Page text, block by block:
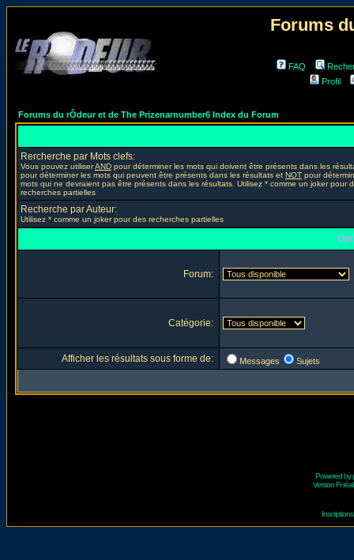
Forums
FAQ
Profil
Forums du rÔdeur et de The Prizenarnumber6 Index du Forum
Rercherche par Mots clefs:
Vous pouvez utiliserAND pour déterminer les mots qui doivent être présents dans les
pour déterminer les mots qui peuvent être présents dans les résultats et NOT pour
mots qui ne devraient pas être présents dans les résultats. Utilisez * comme un joker pour
recherches partielles
Recherche par Auteur:
Utilisez * comme un joker pour des recherches partielles
Forum:
Catégorie:
Afficher les résultats sous forme de: Messages Sujets
Powered by
Version Fr